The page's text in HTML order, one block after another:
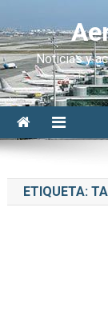
Noticias y
ETIQUETA: